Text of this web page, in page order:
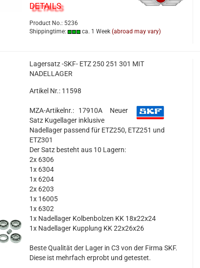
DETAILS
Product No.: 5236
Shippingtime:
ca. 1 Week (abroad may vary)
Lagersatz -SKF- ETZ 250 251 301 MIT
NADELLAGER
Artikel Nr.: 11598
MZA-Artikelnr.: 17910A
Neuer
Satz Kugellager inklusive
Nadellager passend für ETZ250, ETZ251 und
ETZ301
Der Satz besteht aus 10 Lagern:
2x 6306
1x 6304
1x 6204
2x 6203
1x 16005
1x 6302
1x Nadellager Kolbenbolzen KK 18x22x24
1x Nadellager Kupplung KK 22x26x26
Beste Qualität der Lager in C3 von der Firma SKF.
Diese ist mehrfach erprobt und getestet.